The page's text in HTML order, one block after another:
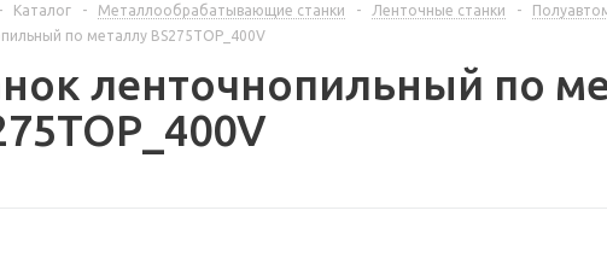
- Каталог - Металлообрабатывающие станки - Ленточные станки -
по металлу BS275TOP_400V
ленточнопильный по